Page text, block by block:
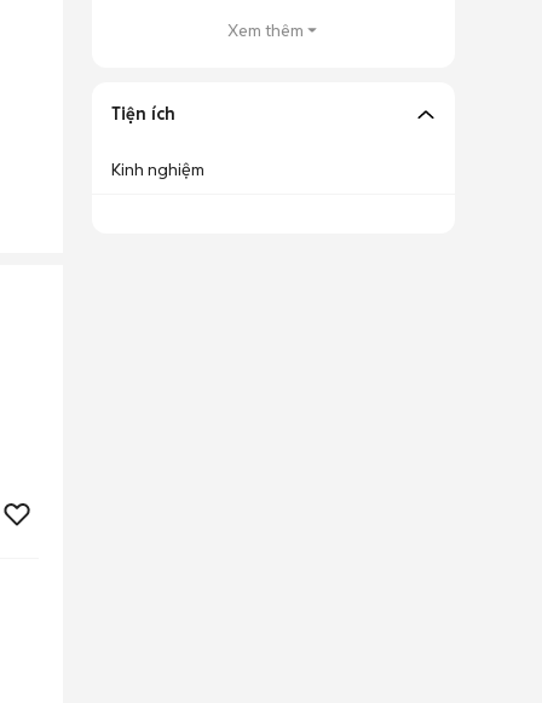
Xem thêm
Tiện ích
Kinh nghiệm